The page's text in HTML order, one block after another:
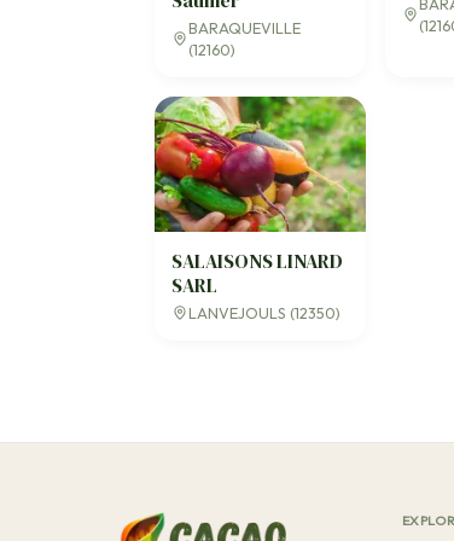
BARAQUEVILLE
(12160)
SALAISONS LINARD
SARL
LANVEJOULS (12350)